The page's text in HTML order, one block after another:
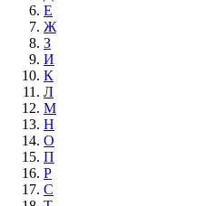
Е
Ж
З
И
К
Л
М
Н
О
П
Р
С